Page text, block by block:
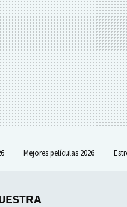
Mejores películas 2026